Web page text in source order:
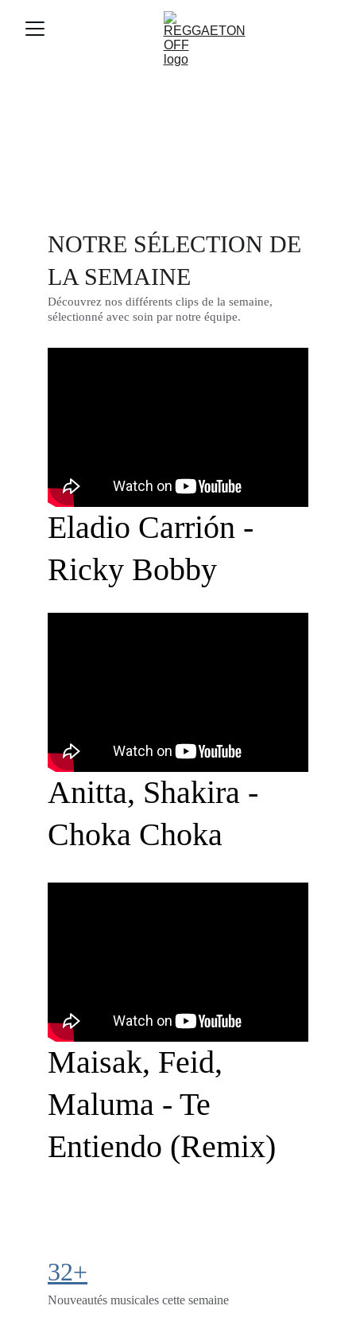
NOTRE SÉLECTION DE
LA SEMAINE
Découvrez nos différents clips de la semaine,
sélectionné avec soin par notre équipe.
32+
Nouveautés musicales cette semaine
Eladio Carrión -
Ricky Bobby
Anitta, Shakira -
Choka Choka
Maisak, Feid,
Maluma - Te
Entiendo (Remix)